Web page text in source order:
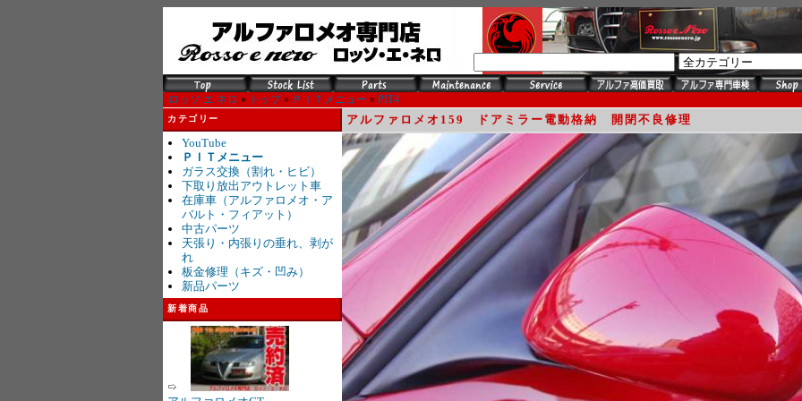
Search
ロッソ エ ネロ » トップ» ＰＩＴメニュー » PIT4
アルファロメオ159 ドアミラー電動格納 開閉不良修理
カテゴリー
YouTube
ＰＩＴメニュー
ガラス交換（割れ・ヒビ）
下取り放出アウトレット車
在庫車（アルファロメオ・ア
バルト・フィアット）
中古パーツ
天張り・内張りの垂れ、剥が
れ
板金修理（キズ・凹み）
新品パーツ
新着商品